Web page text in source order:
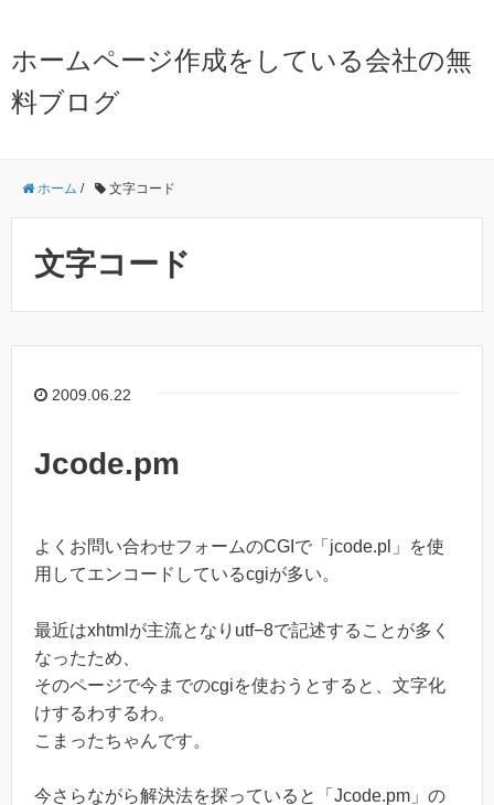
ホームページ作成をしている会社の無
料ブログ
ホーム / 文字コード
文字コード
2009.06.22
Jcode.pm
よくお問い合わせフォームのCGIで「jcode.pl」を使
用してエンコードしているcgiが多い。
最近はxhtmlが主流となりutf−8で記述することが多く
なったため、
そのページで今までのcgiを使おうとすると、文字化
けするわするわ。
こまったちゃんです。
今さらながら解決法を探っていると「Jcode.pm」の